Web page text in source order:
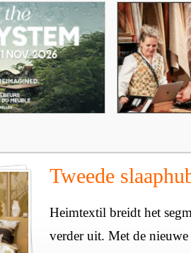
Tweede
Heimtextil breidt het
verder uit. Met de